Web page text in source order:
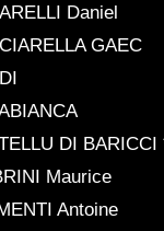
Daniel
GAEC
DI BARICCI
Maurice
Antoine